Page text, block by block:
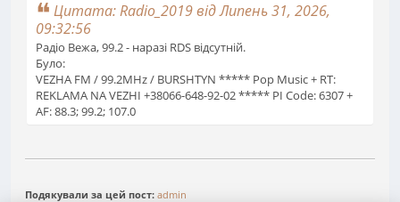
Цитата: Radio_2019 від Липень 31, 2026,
09:32:56
Радіо Вежа, 99.2 - наразі RDS відсутній.
Було:
VEZHA FM / 99.2MHz / BURSHTYN ***** Pop Music + RT:
REKLAMA NA VEZHI +38066-648-92-02 ***** PI Code: 6307 +
AF: 88.3; 99.2; 107.0
Подякували за цей пост: admin